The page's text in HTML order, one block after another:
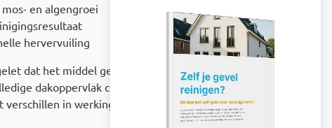
en algengroei
hervervuiling
dat het middel gelijkmatig werd
dakoppervlak consistent
verschillen in werking en uitstraling